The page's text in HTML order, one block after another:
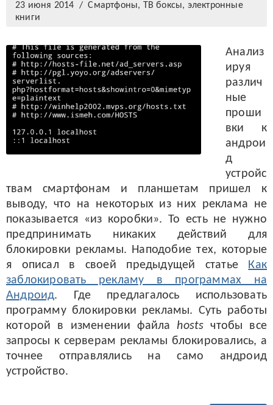
23 июня 2014 /Смартфоны, ТВ боксы, электронные
книги
Анализ
ируя
различ
ные
проши
вки к
андрои
д
устройс
твам смартфонам и планшетам пришел к
выводу, что на некоторых из них реклама не
показывается «из коробки». То есть не нужно
предпринимать никаких действий для
блокировки рекламы. Наподобие тех, которые
я описал в своей предыдущей статье Как
заблокировать рекламу в программах на
Андроид. Где предлагалось использовать
программу блокировки рекламы. Суть работы
которой в изменении файлаhosts чтобы все
запросы к серверам рекламы блокировались, а
точнее отправлялись на само андроид
устройство.